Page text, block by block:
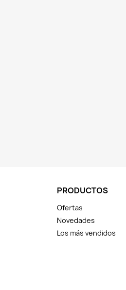
PRODUCTOS
Ofertas
Novedades
Los más vendidos